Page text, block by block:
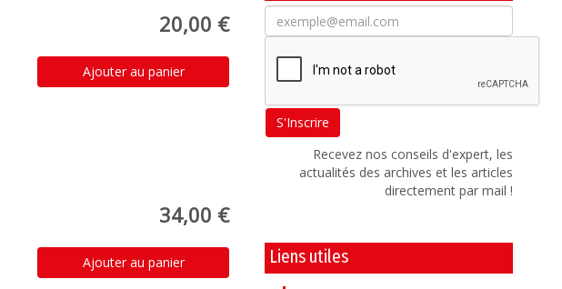
20,00 €
Ajouter au panier
34,00 €
Ajouter au panier
Recevez nos conseils d'expert, les
actualités des archives et les articles
directement par mail !
Liens utiles